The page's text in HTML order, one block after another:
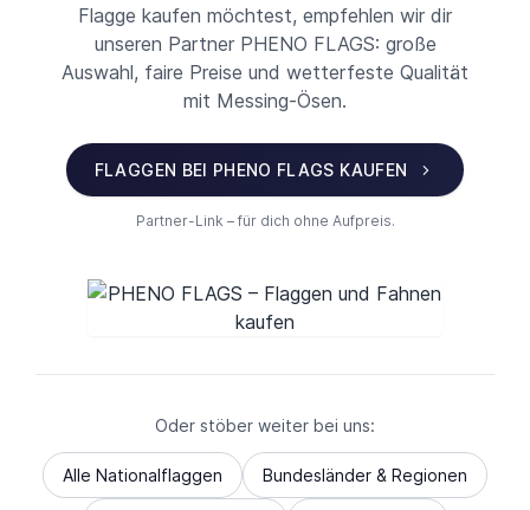
Flagge kaufen möchtest, empfehlen wir dir
unseren Partner PHENO FLAGS: große
Auswahl, faire Preise und wetterfeste Qualität
mit Messing-Ösen.
FLAGGEN BEI PHENO FLAGS KAUFEN
Partner-Link – für dich ohne Aufpreis.
Oder stöber weiter bei uns:
Alle Nationalflaggen Bundesländer & Regionen